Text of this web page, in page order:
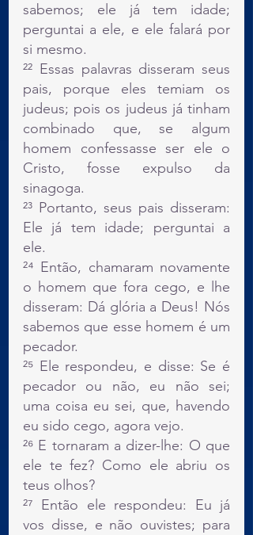
sabemos; ele já tem idade;
perguntai a ele, e ele falará por
si mesmo.
²² Essas palavras disseram seus
pais, porque eles temiam os
judeus; pois os judeus já tinham
combinado que, se algum
homem confessasse ser ele o
Cristo, fosse expulso da
sinagoga.
²³ Portanto, seus pais disseram:
Ele já tem idade; perguntai a
ele.
²⁴ Então, chamaram novamente
o homem que fora cego, e lhe
disseram: Dá glória a Deus! Nós
sabemos que esse homem é um
pecador.
²⁵ Ele respondeu, e disse: Se é
pecador ou não, eu não sei;
uma coisa eu sei, que, havendo
eu sido cego, agora vejo.
²⁶ E tornaram a dizer-lhe: O que
ele te fez? Como ele abriu os
teus olhos?
²⁷ Então ele respondeu: Eu já
vos disse, e não ouvistes; para